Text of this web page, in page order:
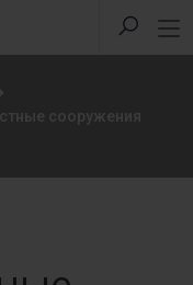
сооружения